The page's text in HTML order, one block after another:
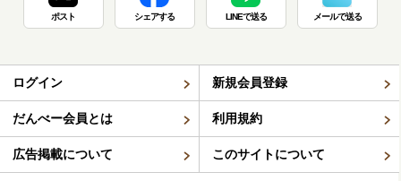
ポスト シェアする LINEで送る メールで送る
ログイン 新規会員登録
だんべー会員とは 利用規約
広告掲載について このサイトについて